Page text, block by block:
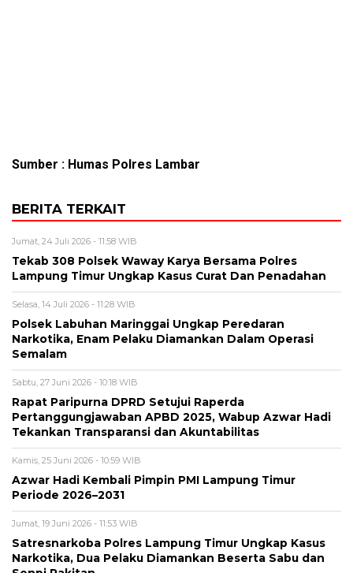
Sumber : Humas Polres Lambar
BERITA TERKAIT
Jumat, 24 Juli 2026 - 11:58 WIB
Tekab 308 Polsek Waway Karya Bersama Polres
Lampung Timur Ungkap Kasus Curat Dan Penadahan
Selasa, 14 Juli 2026 - 11:28 WIB
Polsek Labuhan Maringgai Ungkap Peredaran
Narkotika, Enam Pelaku Diamankan Dalam Operasi
Semalam
Sabtu, 27 Juni 2026 - 10:18 WIB
Rapat Paripurna DPRD Setujui Raperda
Pertanggungjawaban APBD 2025, Wabup Azwar Hadi
Tekankan Transparansi dan Akuntabilitas
Kamis, 25 Juni 2026 - 10:59 WIB
Azwar Hadi Kembali Pimpin PMI Lampung Timur
Periode 2026–2031
Jumat, 19 Juni 2026 - 11:53 WIB
Satresnarkoba Polres Lampung Timur Ungkap Kasus
Narkotika, Dua Pelaku Diamankan Beserta Sabu dan